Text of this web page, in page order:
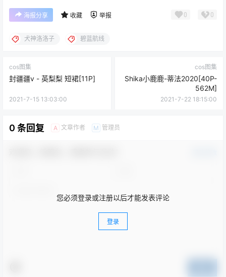
海报分享 收藏 举报 0 0
犬神洛洛子 碧蓝航线
cos图集
封疆疆v - 英梨梨 短裙[11P]
2021-7-15 13:03:00
cos图集
Shika小鹿鹿-蒂法2020[40P-
562M]
2021-7-22 18:15:00
0 条回复 A 文章作者 M 管理员
您必须登录或注册以后才能发表评论
登录